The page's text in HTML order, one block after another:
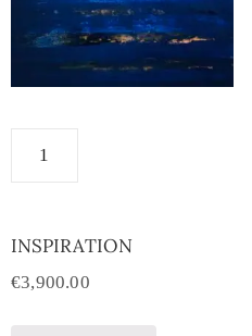
INSPIRATION
€3,900.00